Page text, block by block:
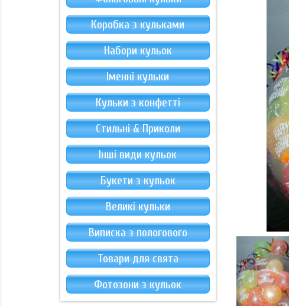
Коробка з кульками
Набори кульок
Іменні кульки
Кульки з конфетті
Стильні & Приколи
Інші види кульок
Букети з кульок
Великі кульки
Виписка з пологового
Товари для свята
Фотозони з кульок